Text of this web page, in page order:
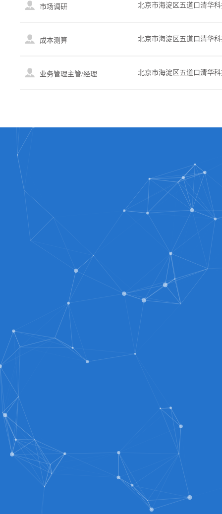
东段
市场调研 北京市海淀区五道口清华
成本测算 北京市海淀区五道口清华
业务管理主管/经理 北京市海淀区五道口清华